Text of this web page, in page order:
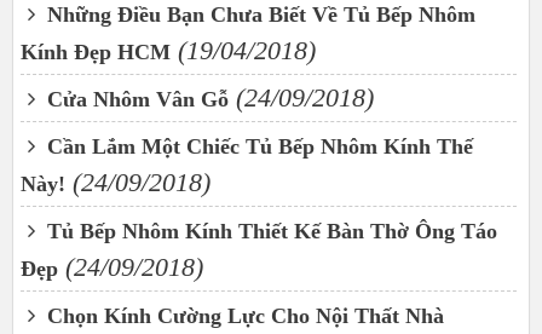
Những Điều Bạn Chưa Biết Về Tủ Bếp Nhôm
Kính Đẹp HCM (19/04/2018)
Cửa Nhôm Vân Gỗ (24/09/2018)
Cần Lắm Một Chiếc Tủ Bếp Nhôm Kính Thế
Này! (24/09/2018)
Tủ Bếp Nhôm Kính Thiết Kế Bàn Thờ Ông Táo
Đẹp (24/09/2018)
Chọn Kính Cường Lực Cho Nội Thất Nhà